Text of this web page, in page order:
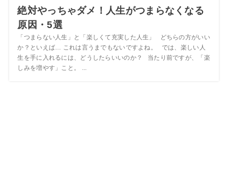
絶対やっちゃダメ！人生がつまらなくなる
原因・5選
「つまらない人生」と「楽しくて充実した人生」 どちらの方がいい
か？といえば… これは言うまでもないですよね。 では、楽しい人
生を手に入れるには、どうしたらいいのか？ 当たり前ですが、「楽
しみを増やす」こと。 ...